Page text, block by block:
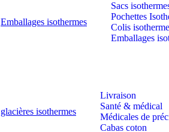
Emballages isothermes
Sacs
Pochettes
Colis
Emballages
glacières isothermes
Livraison
Santé & médical
Médicales de
Cabas coton